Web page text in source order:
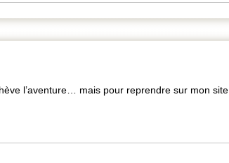
l’aventure… mais pour reprendre sur mon site